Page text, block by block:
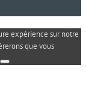
expérience sur notre
que vous